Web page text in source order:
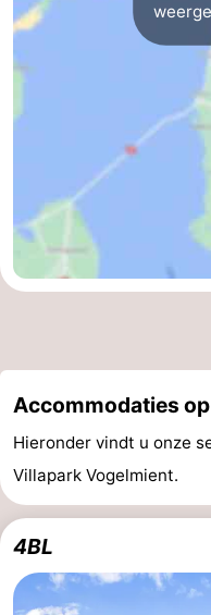
Accommodaties
Hieronder vindt u onze
Villapark Vogelmient.
4BL